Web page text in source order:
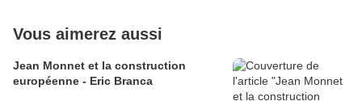
Vous aimerez aussi
Jean Monnet et la construction
européenne - Eric Branca